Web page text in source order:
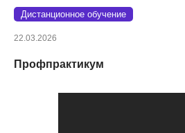
Дистанционное обучение
22.03.2026
Профпрактикум